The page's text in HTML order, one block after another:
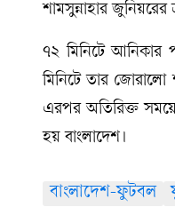
শামসুন্নাহার
৭২ মিনিটে আনিকার
মিনিটে তার জোরালো
এরপর অতিরিক্ত
হয় বাংলাদেশ।
বাংলাদেশ-ফুটবল